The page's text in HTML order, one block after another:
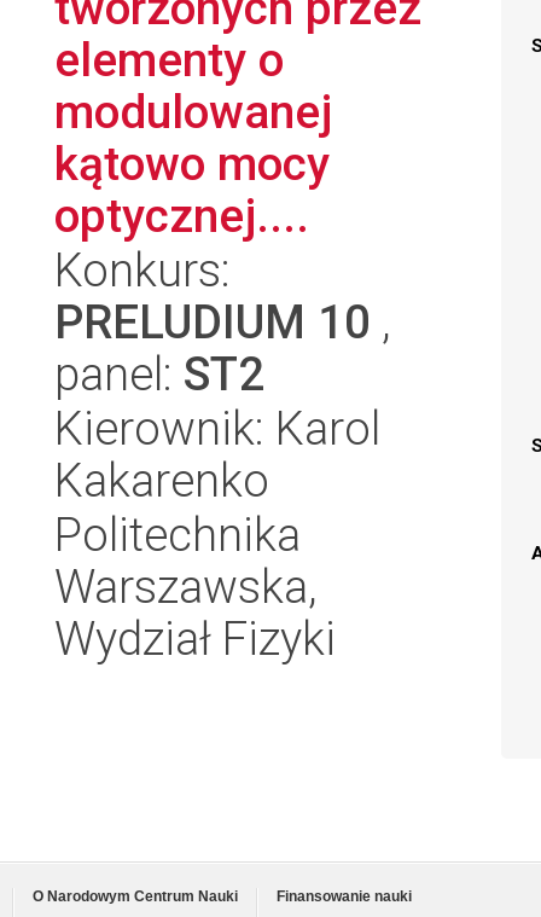
elementy o
modulowanej
kątowo mocy
optycznej....
Konkurs:
PRELUDIUM 10 ,
panel: ST2
Kierownik: Karol
Kakarenko
Politechnika
Warszawska,
Wydział Fizyki
O Narodowym Centrum Nauki
Finansowanie nauki